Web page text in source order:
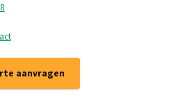
aanvragen